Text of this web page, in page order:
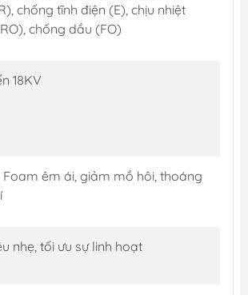
chống tĩnh điện (E), chịu nhiệt
chống dầu (FO)
18KV
Foam êm ái, giảm mồ hôi, thoáng
nhẹ, tối ưu sự linh hoạt